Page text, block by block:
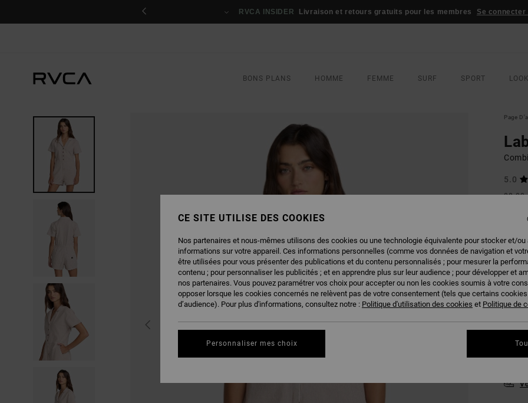
RVCA INSIDER Livraison et retours gratuits pour les membres Se
BONS PLANS HOMME FEMME SURF SPORT
Page
5.0
88,00
CE SITE UTILISE DES COOKIES
Nos partenaires et nous-mêmes utilisons des cookies ou une technologie équivalente pour stocker et/ou
informations sur votre appareil. Ces informations personnelles (comme vos données de navigation et
être utilisées pour vous présenter des publications et du contenu personnalisés ; pour mesurer la
contenu ; pour personnaliser les publicités ; et en apprendre plus sur leur audience ; pour développer et
nos partenaires. Vous pouvez paramétrer vos choix pour accepter ou non les cookies soumis à votre
opposer lorsque les cookies concernés ne relèvent pas de votre consentement (tels que certains
d’audience). Pour plus d'informations, consultez notre : Politique d'utilisation des cookies et Politique de
Personnaliser mes choix